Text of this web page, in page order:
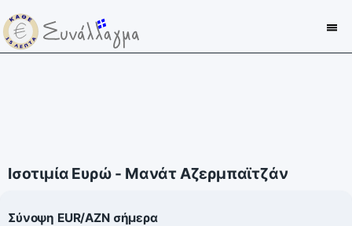
Ισοτιμία Ευρώ - Μανάτ Αζερμπαϊτζάν
Σύνοψη EUR/AZN σήμερα